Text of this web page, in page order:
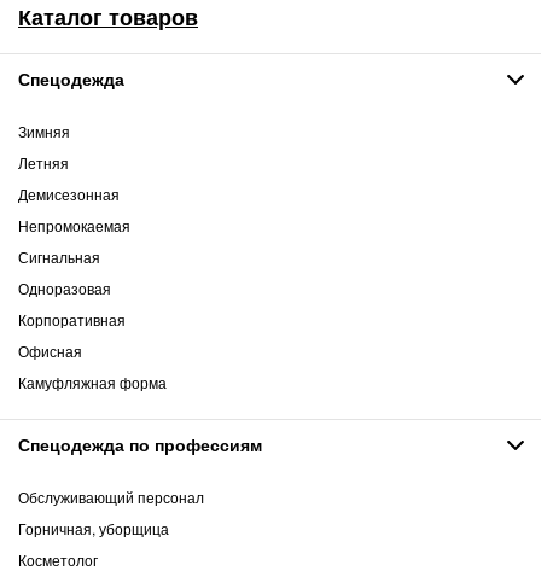
Каталог товаров
Спецодежда
Зимняя
Летняя
Демисезонная
Непромокаемая
Сигнальная
Одноразовая
Корпоративная
Офисная
Камуфляжная форма
Спецодежда по профессиям
Обслуживающий персонал
Горничная, уборщица
Косметолог